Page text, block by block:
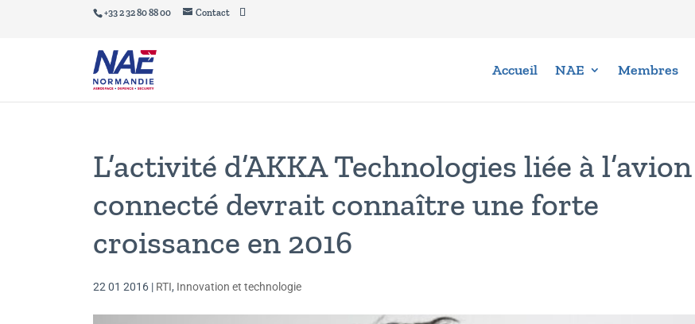
+33 2 32 80 88 00 Contact
Accueil NAE Membres
L’activité d’AKKA Technologies liée à l’avion
connecté devrait connaître une forte
croissance en 2016
22 01 2016 | RTI, Innovation et technologie